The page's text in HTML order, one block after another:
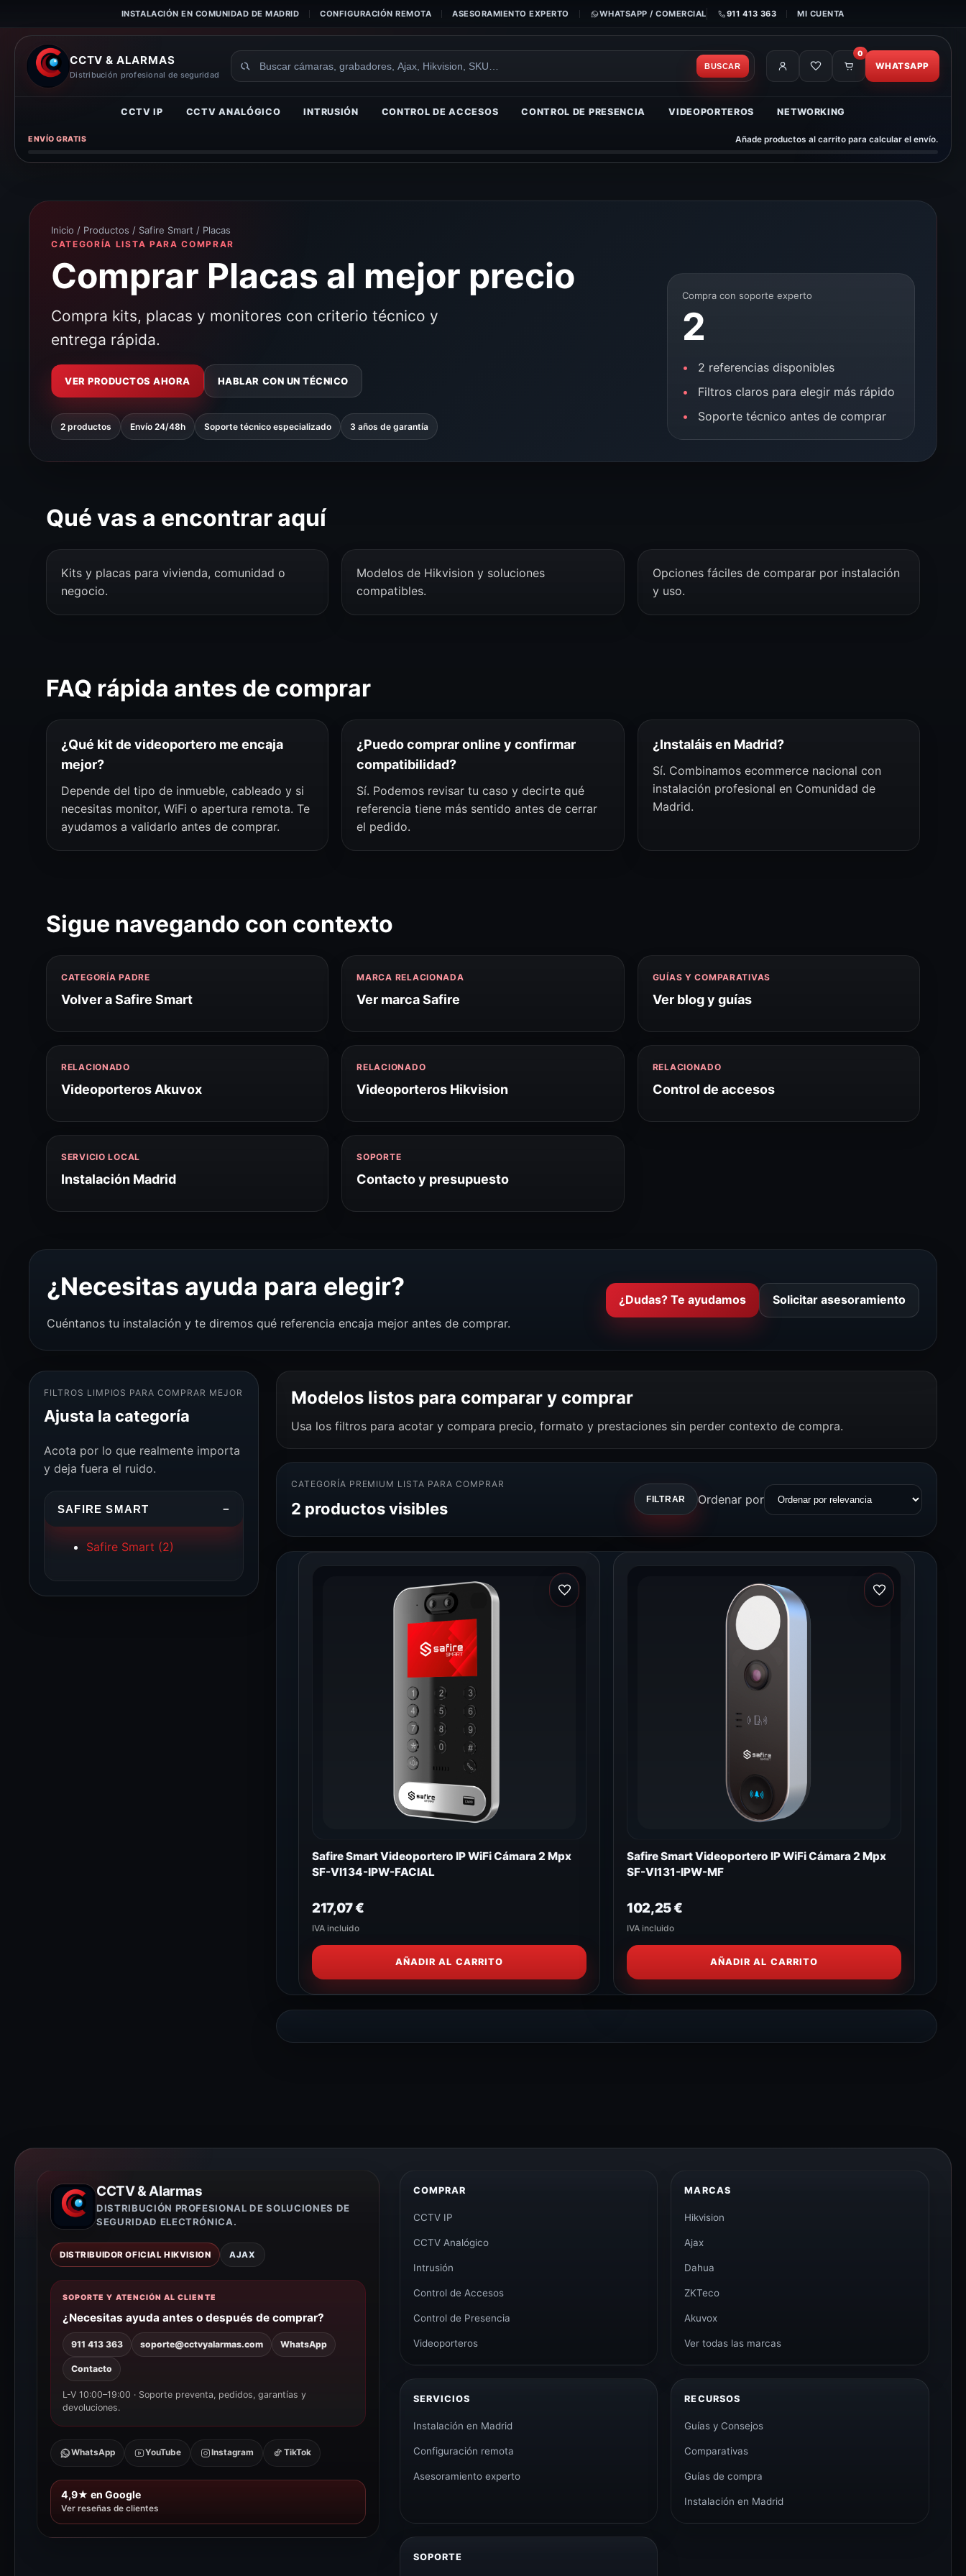
INSTALACIÓN EN COMUNIDAD DE MADRID CONFIGURACIÓN REMOTA ASESORAMIENTO EXPERTO WHATSAPP / COMERCIAL 911 413 363 MI CUENTA
CCTV & ALARMAS
Distribución profesional de seguridad
Buscar
BUSCAR
0
WHATSAPP
CCTV IP CCTV ANALÓGICO INTRUSIÓN CONTROL DE ACCESOS CONTROL DE PRESENCIA VIDEOPORTEROS NETWORKING
ENVÍO GRATIS Añade productos al carrito para calcular el envío.
Inicio / Productos / Safire Smart / Placas
CATEGORÍA LISTA PARA COMPRAR
Comprar Placas al mejor precio
Compra kits, placas y monitores con criterio técnico y
entrega rápida.
VER PRODUCTOS AHORA HABLAR CON UN TÉCNICO
2 productos Envío 24/48h Soporte técnico especializado 3 años de garantía
Compra con soporte experto
2
2 referencias disponibles
Filtros claros para elegir más rápido
Soporte técnico antes de comprar
Qué vas a encontrar aquí
Kits y placas para vivienda, comunidad o
negocio.
Modelos de Hikvision y soluciones
compatibles.
Opciones fáciles de comparar por instalación
y uso.
FAQ rápida antes de comprar
¿Qué kit de videoportero me encaja
mejor?
Depende del tipo de inmueble, cableado y si
necesitas monitor, WiFi o apertura remota. Te
ayudamos a validarlo antes de comprar.
¿Puedo comprar online y confirmar
compatibilidad?
Sí. Podemos revisar tu caso y decirte qué
referencia tiene más sentido antes de cerrar
el pedido.
¿Instaláis en Madrid?
Sí. Combinamos ecommerce nacional con
instalación profesional en Comunidad de
Madrid.
Sigue navegando con contexto
CATEGORÍA PADRE
Volver a Safire Smart
MARCA RELACIONADA
Ver marca Safire
GUÍAS Y COMPARATIVAS
Ver blog y guías
RELACIONADO
Videoporteros Akuvox
RELACIONADO
Videoporteros Hikvision
RELACIONADO
Control de accesos
SERVICIO LOCAL
Instalación Madrid
SOPORTE
Contacto y presupuesto
¿Necesitas ayuda para elegir?
Cuéntanos tu instalación y te diremos qué referencia encaja mejor antes de comprar.
¿Dudas? Te ayudamos Solicitar asesoramiento
FILTROS LIMPIOS PARA COMPRAR MEJOR
Ajusta la categoría
Acota por lo que realmente importa
y deja fuera el ruido.
SAFIRE SMART −
Safire Smart (2)
Modelos listos para comparar y comprar
Usa los filtros para acotar y compara precio, formato y prestaciones sin perder contexto de compra.
CATEGORÍA PREMIUM LISTA PARA COMPRAR
2 productos visibles FILTRAR Ordenar por
Safire Smart Videoportero IP WiFi Cámara 2 Mpx
SF-VI134-IPW-FACIAL
217,07€
IVA incluido
AÑADIR AL CARRITO
Safire Smart Videoportero IP WiFi Cámara 2 Mpx
SF-VI131-IPW-MF
102,25€
IVA incluido
AÑADIR AL CARRITO
CCTV & Alarmas
DISTRIBUCIÓN PROFESIONAL DE SOLUCIONES DE
SEGURIDAD ELECTRÓNICA.
DISTRIBUIDOR OFICIAL HIKVISION AJAX
SOPORTE Y ATENCIÓN AL CLIENTE
¿Necesitas ayuda antes o después de comprar?
911 413 363 soporte@cctvyalarmas.com WhatsApp
Contacto
L-V 10:00–19:00 · Soporte preventa, pedidos, garantías y
devoluciones.
WhatsApp YouTube Instagram TikTok
4,9★ en Google
Ver reseñas de clientes
COMPRAR
CCTV IP
CCTV Analógico
Intrusión
Control de Accesos
Control de Presencia
Videoporteros
MARCAS
Hikvision
Ajax
Dahua
ZKTeco
Akuvox
Ver todas las marcas
SERVICIOS
Instalación en Madrid
Configuración remota
Asesoramiento experto
RECURSOS
Guías y Consejos
Comparativas
Guías de compra
Instalación en Madrid
SOPORTE